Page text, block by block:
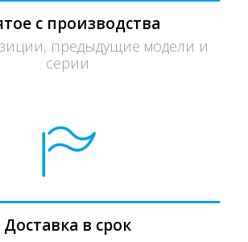
с производства
предыдущие модели и
серии
Доставка в срок